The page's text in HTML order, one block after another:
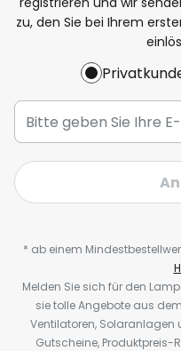
zu, den Sie bei Ihrem
* ab einem
Melden Sie sich für den
sie tolle Angebote aus
Ventilatoren, Solaranlagen
Gutscheine, Produktpreis-